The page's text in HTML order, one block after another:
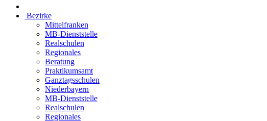
Bezirke
Mittelfranken
MB-Dienststelle
Realschulen
Regionales
Beratung
Praktikumsamt
Ganztagsschulen
Niederbayern
MB-Dienststelle
Realschulen
Regionales